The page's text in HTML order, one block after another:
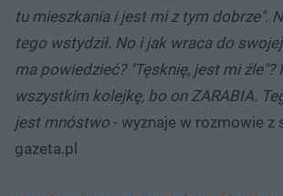
tu mieszkania i jest mi z tym dobrze".
tego wstydził. No i jak wraca do
ma powiedzieć? "Tęsknię, jest mi źle"?
wszystkim kolejkę, bo on ZARABIA.
jest mnóstwo - wyznaje w rozmowie z
gazeta.pl